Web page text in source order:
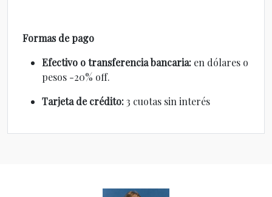
Formas de pago
Efectivo o transferencia bancaria: en dólares o
pesos -20% off.
Tarjeta de crédito:3 cuotas sin interés